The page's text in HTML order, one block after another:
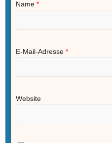
Name *
E-Mail-Adresse *
Website